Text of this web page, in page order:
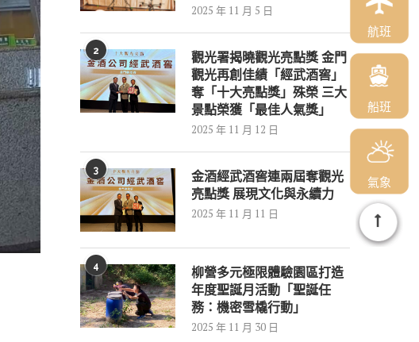
2025 年 11 月 5 日
2
觀光署揭曉觀光亮點獎 金門
觀光再創佳績「經武酒窖」
奪「十大亮點獎」殊榮 三大
景點榮獲「最佳人氣獎」
2025 年 11 月 12 日
3
金酒經武酒窖連兩屆奪觀光
亮點獎 展現文化與永續力
2025 年 11 月 11 日
4
柳營多元極限體驗園區打造
年度聖誕月活動「聖誕任
務：機密雪橇行動」
2025 年 11 月 30 日
航班
船班
氣象